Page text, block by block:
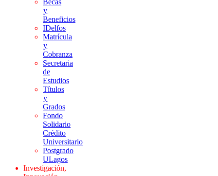
Becas
y
Beneficios
IDelfos
Matrícula
y
Cobranza
Secretaria
de
Estudios
Títulos
y
Grados
Fondo
Solidario
Crédito
Universitario
Postgrado
ULagos
Investigación,